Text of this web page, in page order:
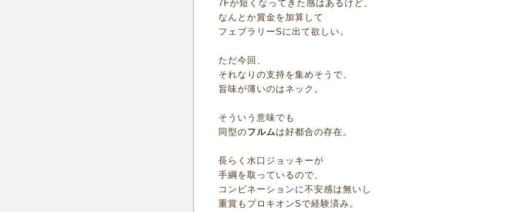
7Fが短くなってきた感はあるけど、
なんとか賞金を加算して
フェブラリーSに出て欲しい。
ただ今回、
それなりの支持を集めそうで、
旨味が薄いのはネック。
そういう意味でも
同型のフルムは好都合の存在。
長らく水口ジョッキーが
手綱を取っているので、
コンビネーションに不安感は無いし
重賞もプロキオンSで経験済み。